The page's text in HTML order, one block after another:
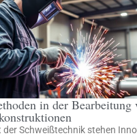
in der Bearbeitung
der Schweißtechnik stehen